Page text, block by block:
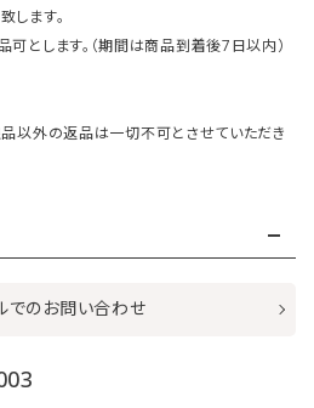
します。
とします。（期間は商品到着後7日以内）
以外の返品は一切不可とさせていただき
でのお問い合わせ